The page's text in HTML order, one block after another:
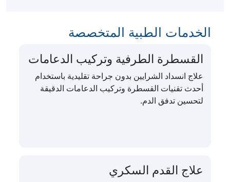
الخدمات الطبية المتخصصة
القسطرة الطرفية وتركيب الدعامات
علاج انسداد الشرايين بدون جراحة تقليدية باستخدام
أحدث تقنيات القسطرة وتركيب الدعامات الدقيقة
لتحسين تدفق الدم.
علاج القدم السكري